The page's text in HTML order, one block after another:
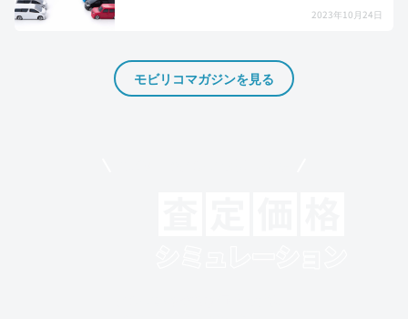
2023年10月24日
モビリコマガジンを見る